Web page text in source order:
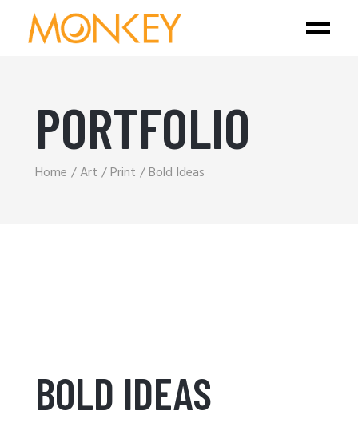
PORTFOLIO
Home Art Print Bold Ideas
BOLD IDEAS